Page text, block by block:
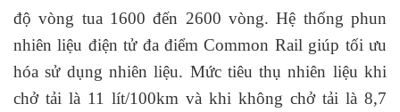
độ vòng tua 1600 đến 2600 vòng. Hệ thống phun
nhiên liệu điện tử đa điểm Common Rail giúp tối ưu
hóa sử dụng nhiên liệu. Mức tiêu thụ nhiên liệu khi
chở tải là 11 lít/100km và khi không chở tải là 8,7